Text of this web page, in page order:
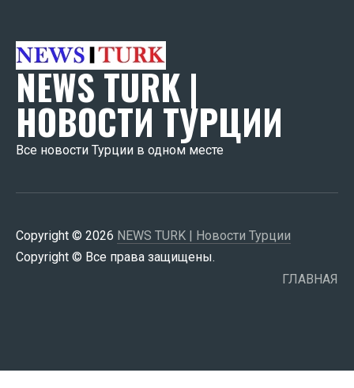
NEWS TURK |
НОВОСТИ ТУРЦИИ
Все новости Турции в одном месте
Copyright © 2026 NEWS TURK | Новости Турции
Copyright © Все права защищены.
ГЛАВНАЯ